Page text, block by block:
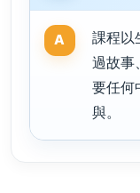
課程以
過故事
要任何
與。